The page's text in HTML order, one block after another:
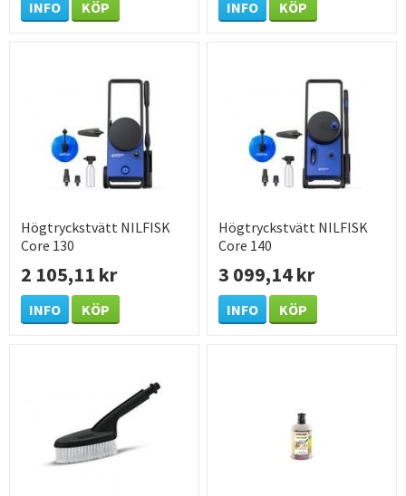
INFO KÖP INFO KÖP
Högtryckstvätt NILFISK
Core 130
2 105,11 kr
INFO KÖP
Högtryckstvätt NILFISK
Core 140
3 099,14 kr
INFO KÖP